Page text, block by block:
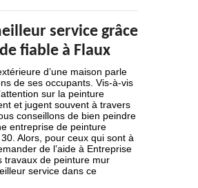
service grâce
fiable à Flaux
d’une maison parle
de ses occupants. Vis-à-vis
sur la peinture
et jugent souvent à travers
conseillons de bien peindre
entreprise de peinture
Alors, pour ceux qui sont à
de l’aide à Entreprise
travaux de peinture mur
service dans ce